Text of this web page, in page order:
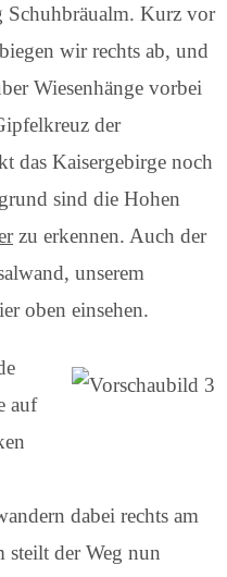
Schuhbräualm. Kurz vor
wir rechts ab, und
Wiesenhänge vorbei
der
das Kaisergebirge noch
sind die Hohen
zu erkennen. Auch der
unserem
oben einsehen.
auf
dabei rechts am
steilt der Weg nun